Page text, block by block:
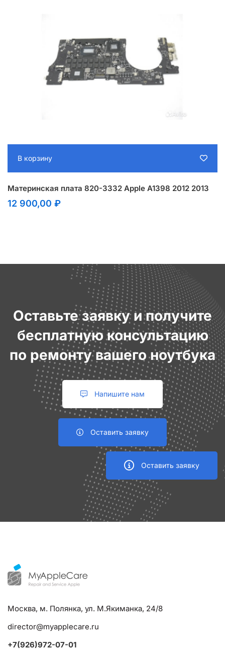
В корзину
Материнская плата 820-3332 Apple A1398 2012 2013
12 900,00 ₽
Оставьте заявку и получите
бесплатную консультацию
по ремонту вашего ноутбука
Напишите нам
Оставить заявку
Оставить заявку
Москва, м. Полянка, ул. М.Якиманка, 24/8
director@myapplecare.ru
+7(926)972-07-01